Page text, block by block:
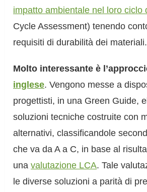
impatto ambientale nel loro ciclo
Cycle Assessment) tenendo
requisiti di durabilità dei materiali.
Molto interessante è
inglese. Vengono messe a
progettisti, in una Green Guide,
soluzioni tecniche costruite con
alternativi, classificandole
che va da A a C, in base al
unavalutazione LCA. Tale
le diverse soluzioni a parità di